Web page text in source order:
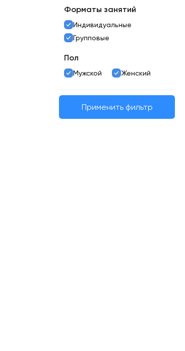
Форматы занятий
Индивидуальные
Групповые
Пол
Мужской Женский
Применить фильтр